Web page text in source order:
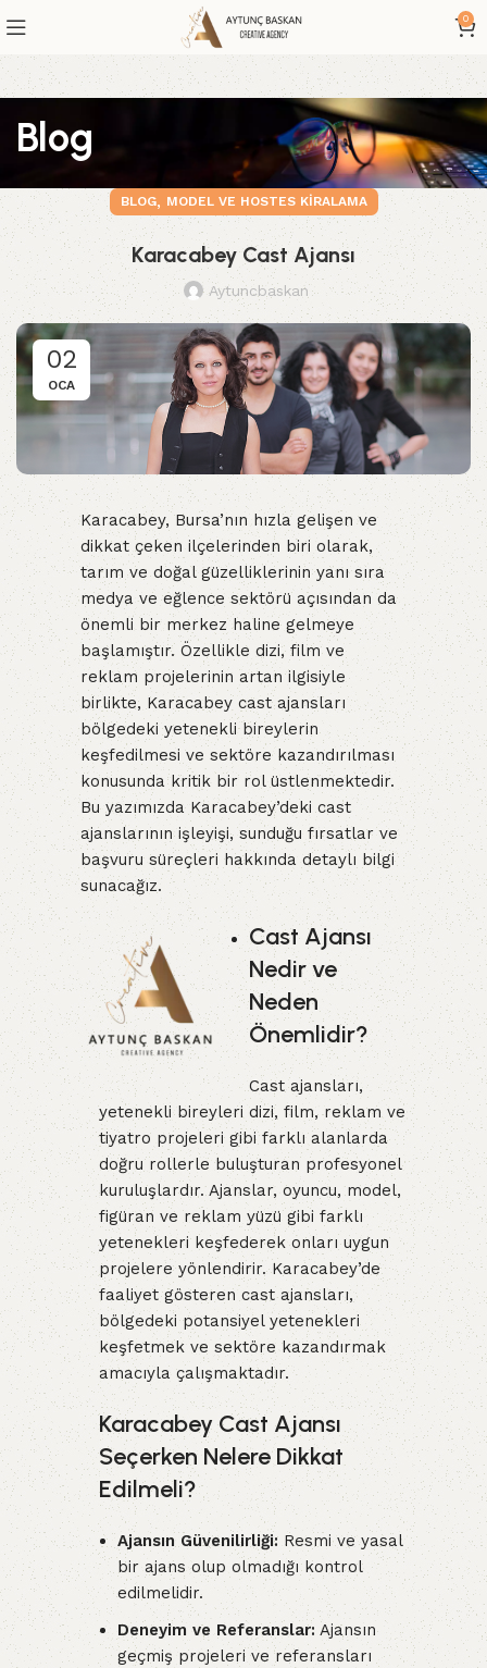
0
Blog
BLOG, MODEL VE HOSTES KIRALAMA
Karacabey Cast Ajansı
Aytuncbaskan
02
OCA
Karacabey, Bursa’nın hızla gelişen ve
dikkat çeken ilçelerinden biri olarak,
tarım ve doğal güzelliklerinin yanı sıra
medya ve eğlence sektörü açısından da
önemli bir merkez haline gelmeye
başlamıştır. Özellikle dizi, film ve
reklam projelerinin artan ilgisiyle
birlikte, Karacabey cast ajansları
bölgedeki yetenekli bireylerin
keşfedilmesi ve sektöre kazandırılması
konusunda kritik bir rol üstlenmektedir.
Bu yazımızda Karacabey’deki cast
ajanslarının işleyişi, sunduğu fırsatlar ve
başvuru süreçleri hakkında detaylı bilgi
sunacağız.
Cast Ajansı
Nedir ve
Neden
Önemlidir?
Cast ajansları,
yetenekli bireyleri dizi, film, reklam ve
tiyatro projeleri gibi farklı alanlarda
doğru rollerle buluşturan profesyonel
kuruluşlardır. Ajanslar, oyuncu, model,
figüran ve reklam yüzü gibi farklı
yetenekleri keşfederek onları uygun
projelere yönlendirir. Karacabey’de
faaliyet gösteren cast ajansları,
bölgedeki potansiyel yetenekleri
keşfetmek ve sektöre kazandırmak
amacıyla çalışmaktadır.
Karacabey Cast Ajansı
Seçerken Nelere Dikkat
Edilmeli?
Ajansın Güvenilirliği: Resmi ve yasal
bir ajans olup olmadığı kontrol
edilmelidir.
Deneyim ve Referanslar: Ajansın
geçmiş projeleri ve referansları